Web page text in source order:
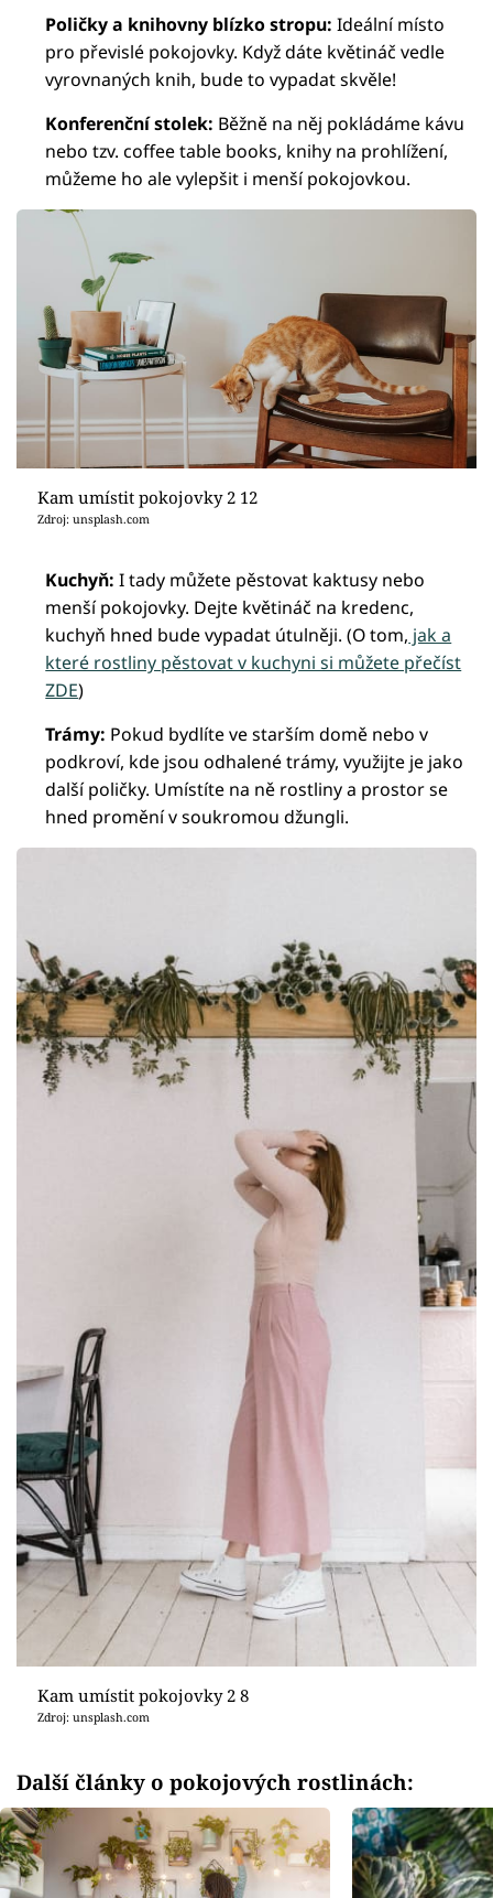
Poličky a knihovny blízko stropu: Ideální místo
pro převislé pokojovky. Když dáte květináč vedle
vyrovnaných knih, bude to vypadat skvěle!
Konferenční stolek: Běžně na něj pokládáme kávu
nebo tzv. coffee table books, knihy na prohlížení,
můžeme ho ale vylepšit i menší pokojovkou.
Kam umístit pokojovky 2 12
Zdroj: unsplash.com
Kuchyň: I tady můžete pěstovat kaktusy nebo
menší pokojovky. Dejte květináč na kredenc,
kuchyň hned bude vypadat útulněji. (O tom, jak a
které rostliny pěstovat v kuchyni si můžete přečíst
ZDE)
Trámy: Pokud bydlíte ve starším domě nebo v
podkroví, kde jsou odhalené trámy, využijte je jako
další poličky. Umístíte na ně rostliny a prostor se
hned promění v soukromou džungli.
Kam umístit pokojovky 2 8
Zdroj: unsplash.com
Další články o pokojových rostlinách: